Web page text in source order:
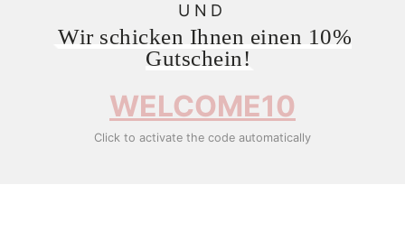
UND
Wir schicken Ihnen einen 10%
Gutschein!
WELCOME10
Click to activate the code automatically